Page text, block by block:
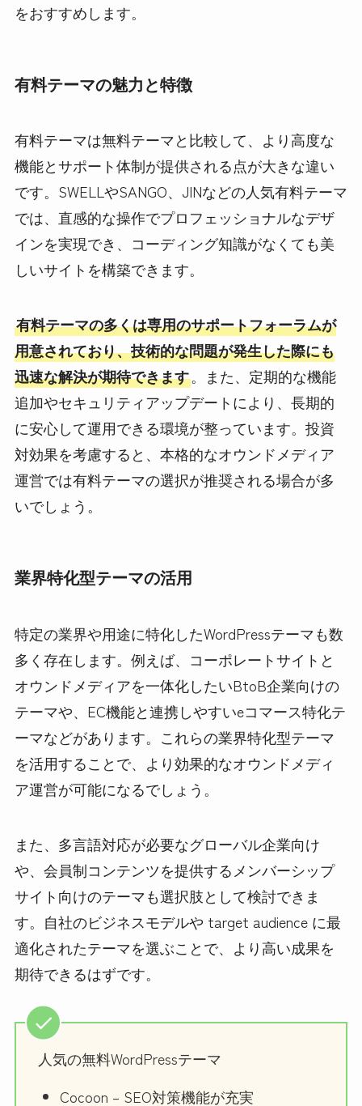
をおすすめします。
有料テーマの魅力と特徴
有料テーマは無料テーマと比較して、より高度な
機能とサポート体制が提供される点が大きな違い
です。SWELLやSANGO、JINなどの人気有料テーマ
では、直感的な操作でプロフェッショナルなデザ
インを実現でき、コーディング知識がなくても美
しいサイトを構築できます。
有料テーマの多くは専用のサポートフォーラムが
用意されており、技術的な問題が発生した際にも
迅速な解決が期待できます。また、定期的な機能
追加やセキュリティアップデートにより、長期的
に安心して運用できる環境が整っています。投資
対効果を考慮すると、本格的なオウンドメディア
運営では有料テーマの選択が推奨される場合が多
いでしょう。
業界特化型テーマの活用
特定の業界や用途に特化したWordPressテーマも数
多く存在します。例えば、コーポレートサイトと
オウンドメディアを一体化したいBtoB企業向けの
テーマや、EC機能と連携しやすいeコマース特化テ
ーマなどがあります。これらの業界特化型テーマ
を活用することで、より効果的なオウンドメディ
ア運営が可能になるでしょう。
また、多言語対応が必要なグローバル企業向け
や、会員制コンテンツを提供するメンバーシップ
サイト向けのテーマも選択肢として検討できま
す。自社のビジネスモデルや target audience に最
適化されたテーマを選ぶことで、より高い成果を
期待できるはずです。
人気の無料WordPressテーマ
Cocoon – SEO対策機能が充実